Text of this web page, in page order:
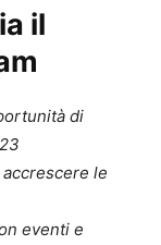
il
di
le
eventi e